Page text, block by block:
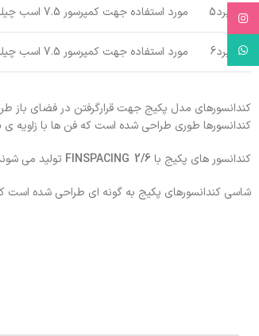
کاربرد5 مورد استفاده جهت کمپرسور 7.5 اسب چیلر اب و هوای معتدل
کاربرد6 مورد استفاده جهت کمپرسور 7.5 اسب چیلر اب و هوای گرم
کندانسورهای مدل پکیج جهت قرارگرفتن در فضای
کندانسورها طوری طراحی شده است که فن ها با زاویه ی 45 درجه قرار گرفته و باعث جانمایی هر چه بهتر دستگاه می گردد
کندانسور های پکیج باFINSPACING 2/6 تولید می
شاسی کندانسورهای پکیج به گونه ای طراحی شده است
Instagram
WhatsApp